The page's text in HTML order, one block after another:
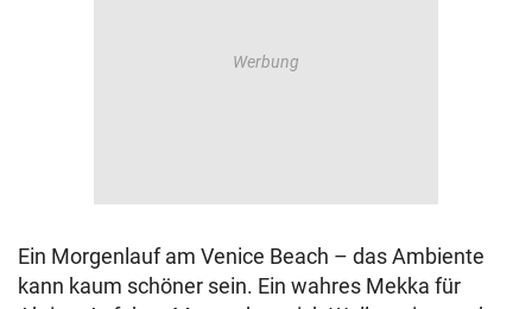
Ein Morgenlauf am Venice Beach – das Ambiente
kann kaum schöner sein. Ein wahres Mekka für